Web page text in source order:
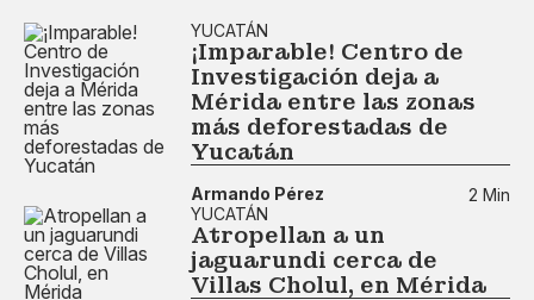
YUCATÁN
¡Imparable! Centro de
Investigación deja a
Mérida entre las zonas
más deforestadas de
Yucatán
Armando Pérez
2 Min
YUCATÁN
Atropellan a un
jaguarundi cerca de
Villas Cholul, en Mérida